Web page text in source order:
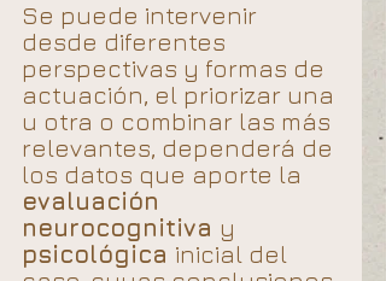
Se puede intervenir
desde diferentes
perspectivas y formas de
actuación, el priorizar una
u otra o combinar las más
relevantes, dependerá de
los datos que aporte la
evaluación
neurocognitiva y
psicológica inicial del